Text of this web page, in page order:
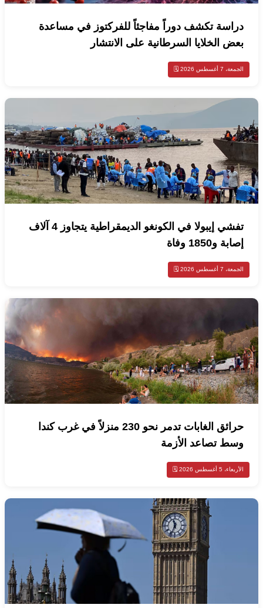
دراسة تكشف دوراً مفاجئاً للفركتوز في مساعدة
بعض الخلايا السرطانية على الانتشار
الجمعة، 7 أغسطس 2026 🗓️
تفشي إيبولا في الكونغو الديمقراطية يتجاوز 4 آلاف
إصابة و1850 وفاة
الجمعة، 7 أغسطس 2026 🗓️
حرائق الغابات تدمر نحو 230 منزلاً في غرب كندا
وسط تصاعد الأزمة
الأربعاء، 5 أغسطس 2026 🗓️